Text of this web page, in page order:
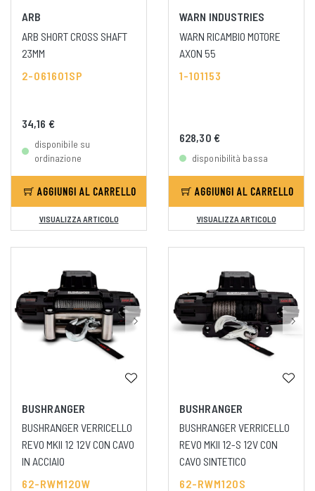
ARB
ARB SHORT CROSS SHAFT
23MM
2-061601SP
34,16 €
disponibile su
ordinazione
AGGIUNGI AL CARRELLO
VISUALIZZA ARTICOLO
WARN INDUSTRIES
WARN RICAMBIO MOTORE
AXON 55
1-101153
628,30 €
disponibilità bassa
AGGIUNGI AL CARRELLO
VISUALIZZA ARTICOLO
BUSHRANGER
BUSHRANGER VERRICELLO
REVO MKII 12 12V CON CAVO
IN ACCIAIO
62-RWM120W
BUSHRANGER
BUSHRANGER VERRICELLO
REVO MKII 12-S 12V CON
CAVO SINTETICO
62-RWM120S